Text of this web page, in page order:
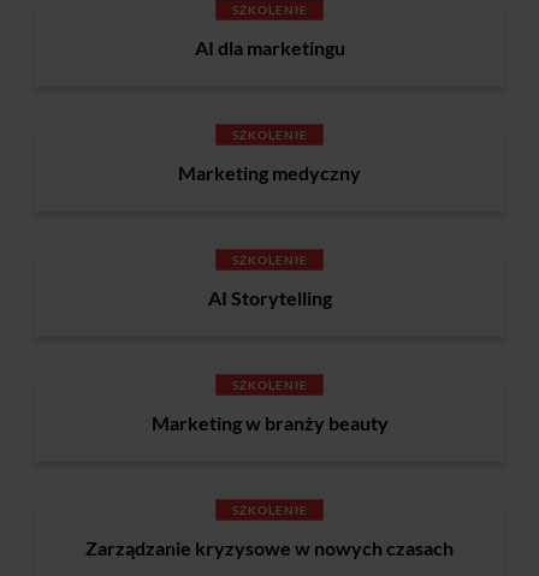
SZKOLENIE
AI dla marketingu
SZKOLENIE
Marketing medyczny
SZKOLENIE
AI Storytelling
SZKOLENIE
Marketing w branży beauty
SZKOLENIE
Zarządzanie kryzysowe w nowych czasach